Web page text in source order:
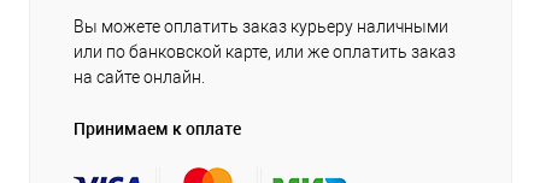
Вы можете оплатить заказ курьеру наличными
или по банковской карте, или же оплатить заказ
на сайте онлайн.
Принимаем к оплате